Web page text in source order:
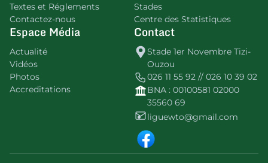
Textes et Réglements
Contactez-nous
Stades
Centre des Statistiques
Espace Média
Actualité
Vidéos
Photos
Accreditations
Contact
Stade 1er Novembre Tizi-
Ouzou
026 11 55 92 // 026 10 39 02
BNA : 00100581 02000
35560 69
liguewto@gmail.com